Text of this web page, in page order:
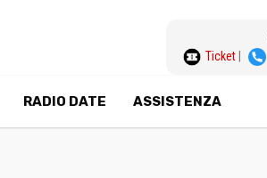
Ticket
RADIO DATE ASSISTENZA